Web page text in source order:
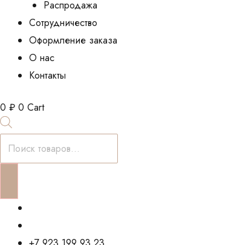
Распродажа
Сотрудничество
Оформление заказа
О нас
Контакты
0 ₽ 0 Cart
Поиск
товаров